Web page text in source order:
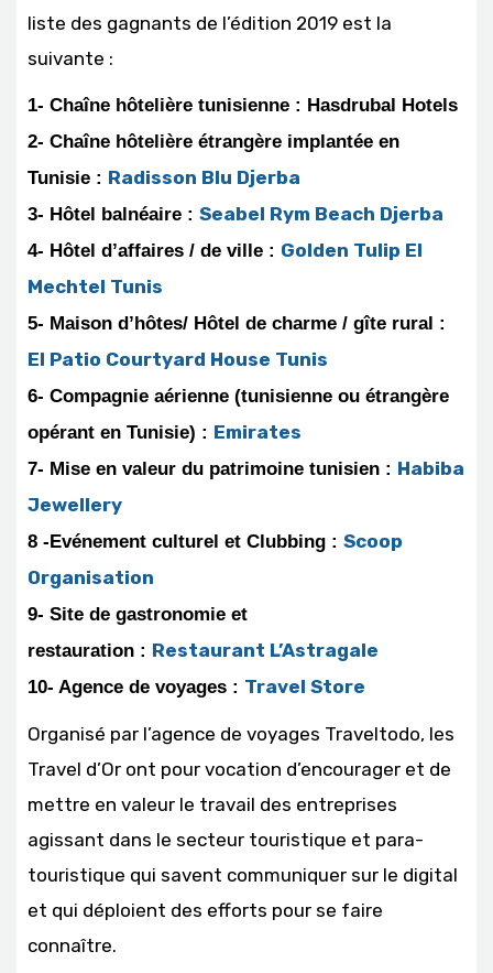
liste des gagnants de l’édition 2019 est la
suivante :
1- Chaîne hôtelière tunisienne : Hasdrubal Hotels
2- Chaîne hôtelière étrangère implantée en
Tunisie : Radisson Blu Djerba
3- Hôtel balnéaire : Seabel Rym Beach Djerba
4- Hôtel d’affaires / de ville : Golden Tulip El
Mechtel Tunis
5- Maison d’hôtes/ Hôtel de charme / gîte rural :
El Patio Courtyard House Tunis
6- Compagnie aérienne (tunisienne ou étrangère
opérant en Tunisie) : Emirates
7- Mise en valeur du patrimoine tunisien : Habiba
Jewellery
8 -Evénement culturel et Clubbing : Scoop
Organisation
9- Site de gastronomie et
restauration : Restaurant L’Astragale
10- Agence de voyages : Travel Store
Organisé par l’agence de voyages Traveltodo, les
Travel d’Or ont pour vocation d’encourager et de
mettre en valeur le travail des entreprises
agissant dans le secteur touristique et para-
touristique qui savent communiquer sur le digital
et qui déploient des efforts pour se faire
connaître.